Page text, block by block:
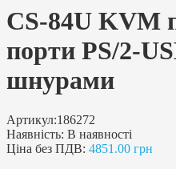
CS-84U KVM
порти PS/2-
шнурами
Артикул:186272
Наявність: В наявності
Ціна без ПДВ: 4851.00 грн